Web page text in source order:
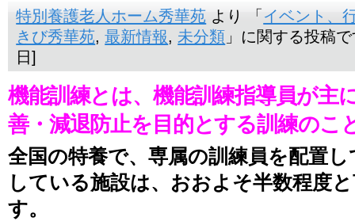
特別養護老人ホーム秀華苑 より 「 イベント、
きび秀華苑,最新情報, 未分類 」に関する投稿
日]
機能訓練とは、機能訓練指導員が主
善・減退防止を目的とする訓練のこ
全国の特養で、専属の訓練員を配置
している施設は、おおよそ半数程度
す。